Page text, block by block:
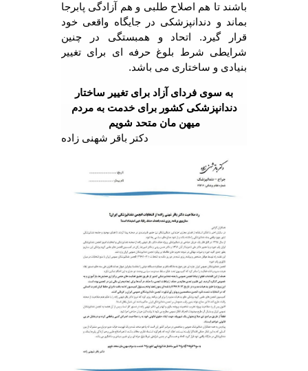
باشند تا هم اصلاح طلبی و هم آزادگی پابرجا
بماند و دندانپزشکی در جایگاه واقعی خود
قرار گیرد. اتحاد و همبستگی در چنین
شرایطی شرط بلوغ حرفه ای برای تغییر
بنیادی و ساختاری می باشد.
به سوی فردای آزاد برای تغییر ساختار
دندانپزشکی کشور برای خدمت به مردم
میهن مان متحد شویم
دکتر باقر شهنی زاده